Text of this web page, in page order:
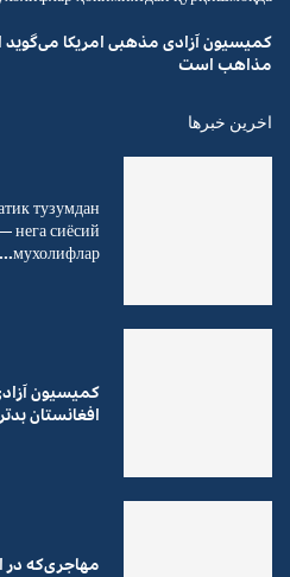
کمیسیون آزادی مذهبی امریکا می‌گوید
مذاهب است
اخرین خبرها
тузумдан
нега сиёсий
мухолифлар...
کمیسیون
افغانستان
مهاجری‌که در